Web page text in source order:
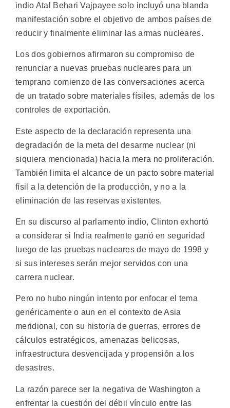
indio Atal Behari Vajpayee solo incluyó una blanda
manifestación sobre el objetivo de ambos países de
reducir y finalmente eliminar las armas nucleares.
Los dos gobiernos afirmaron su compromiso de
renunciar a nuevas pruebas nucleares para un
temprano comienzo de las conversaciones acerca
de un tratado sobre materiales físiles, además de los
controles de exportación.
Este aspecto de la declaración representa una
degradación de la meta del desarme nuclear (ni
siquiera mencionada) hacia la mera no proliferación.
También limita el alcance de un pacto sobre material
físil a la detención de la producción, y no a la
eliminación de las reservas existentes.
En su discurso al parlamento indio, Clinton exhortó
a considerar si India realmente ganó en seguridad
luego de las pruebas nucleares de mayo de 1998 y
si sus intereses serán mejor servidos con una
carrera nuclear.
Pero no hubo ningún intento por enfocar el tema
genéricamente o aun en el contexto de Asia
meridional, con su historia de guerras, errores de
cálculos estratégicos, amenazas belicosas,
infraestructura desvencijada y propensión a los
desastres.
La razón parece ser la negativa de Washington a
enfrentar la cuestión del débil vínculo entre las